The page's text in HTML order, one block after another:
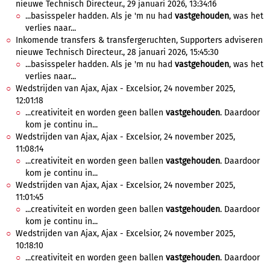
nieuwe Technisch Directeur., 29 januari 2026, 13:34:16
...basisspeler hadden. Als je 'm nu had vastgehouden, was het
verlies naar...
Inkomende transfers & transfergeruchten, Supporters adviseren
nieuwe Technisch Directeur., 28 januari 2026, 15:45:30
...basisspeler hadden. Als je 'm nu had vastgehouden, was het
verlies naar...
Wedstrijden van Ajax, Ajax - Excelsior, 24 november 2025,
12:01:18
...creativiteit en worden geen ballen vastgehouden. Daardoor
kom je continu in...
Wedstrijden van Ajax, Ajax - Excelsior, 24 november 2025,
11:08:14
...creativiteit en worden geen ballen vastgehouden. Daardoor
kom je continu in...
Wedstrijden van Ajax, Ajax - Excelsior, 24 november 2025,
11:01:45
...creativiteit en worden geen ballen vastgehouden. Daardoor
kom je continu in...
Wedstrijden van Ajax, Ajax - Excelsior, 24 november 2025,
10:18:10
...creativiteit en worden geen ballen vastgehouden. Daardoor